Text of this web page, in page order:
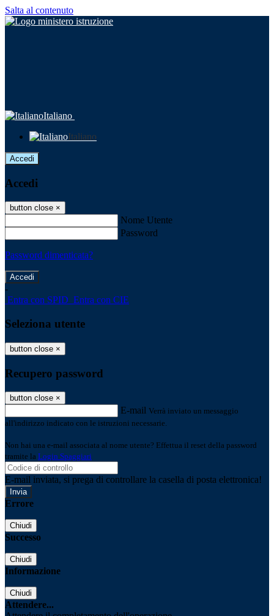
Salta al contenuto
Italiano
Italiano
Accedi
Accedi
button close ×
Nome Utente
Password
Password dimenticata?
-
Entra con SPID Entra con CIE
Seleziona utente
button close ×
Recupero password
button close ×
E-mail Verrà inviato un messaggio
all'indirizzo indicato con le istruzioni necessarie.
Non hai una e-mail associata al nome utente? Effettua il reset della password
tramite la Login Spaggiari
E-mail inviata, si prega di controllare la casella di posta elettronica!
Errore
Chiudi
Successo
Chiudi
Informazione
Chiudi
Attendere...